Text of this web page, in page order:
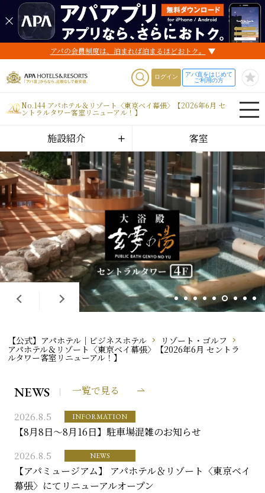
アパの会員制度は、泊まれば泊まるほどおトク。
ログイン
アパ直をはじめて
ご利用の方
No.144 アパホテル＆リゾート〈東京ベイ幕張〉【2026年6月 セ
ントラルタワー客室リニューアル！】
施設紹介 客室
【公式】アパホテル｜ビジネスホテル リゾート・ゴルフ
アパホテル＆リゾート〈東京ベイ幕張〉【2026年6月 セントラ
ルタワー客室リニューアル！】
NEWS 一覧で見る
2026.8.5 INFORMATION
【8月8日～8月16日】駐車場混雑のお知らせ
2026.8.5 NEWS
【アパミュージアム】 アパホテル＆リゾート〈東京ベイ
幕張〉にてリニューアルオープン